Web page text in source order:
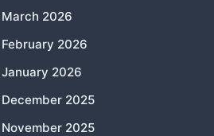
March 2026
February 2026
January 2026
December 2025
November 2025